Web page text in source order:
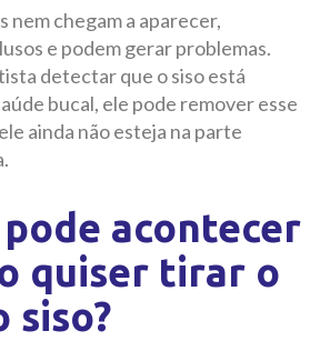
nem chegam a aparecer,
e podem gerar problemas.
detectar que o siso está
bucal, ele pode remover esse
ainda não esteja na parte
pode acontecer
quiser tirar o
siso?